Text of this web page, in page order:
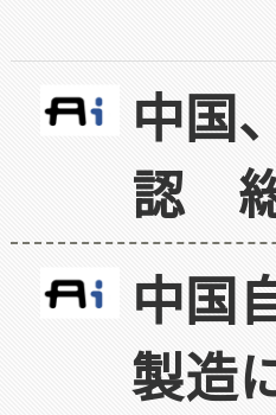
中国
認
中国
製造